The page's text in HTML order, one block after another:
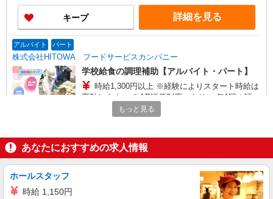
キープ 詳細を見る
アルバイト パート
株式会社HITOWA フードサービスカンパニー
学校給食の調理補助【アルバイト・パート】
時給1,300円以上 ※経験によりスタート時給は
変動します。 ※AP評価制度：あり 年1回の評価
により時給を見直します。 ※アルバイト賞与（寸
志）：あり 年2回。勤続年数により金額UP。
荒川区内学校5 （東京都荒川区町屋8丁目19-
キープ
アルバイト パート
すき家 新三河島駅東店
もっと見る
あなたにおすすめの求人情報
ホールスタッフ
時給 1,150円